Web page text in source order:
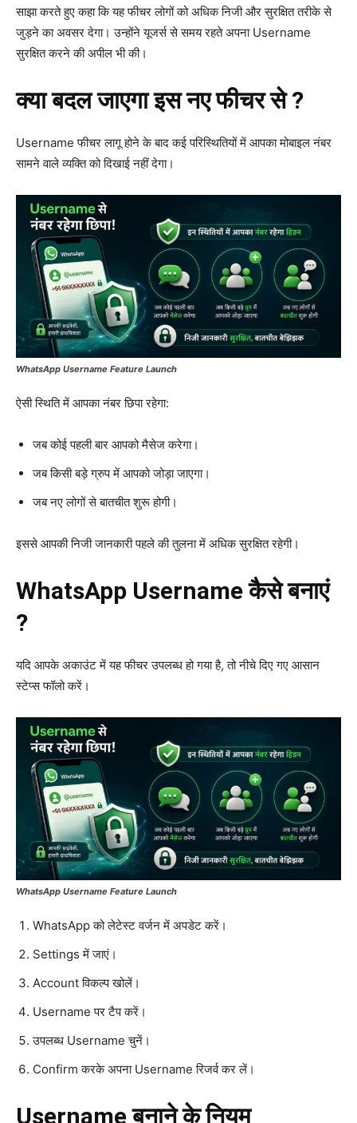
साझा करते हुए कहा कि यह फीचर लोगों को अधिक निजी और सुरक्षित तरीके से
जुड़ने का अवसर देगा। उन्होंने यूजर्स से समय रहते अपना Username
सुरक्षित करने की अपील भी की।
क्या बदल जाएगा इस नए फीचर से ?
Username फीचर लागू होने के बाद कई परिस्थितियों में आपका मोबाइल नंबर
सामने वाले व्यक्ति को दिखाई नहीं देगा।
WhatsApp Username Feature Launch
ऐसी स्थिति में आपका नंबर छिपा रहेगा:
जब कोई पहली बार आपको मैसेज करेगा।
जब किसी बड़े ग्रुप में आपको जोड़ा जाएगा।
जब नए लोगों से बातचीत शुरू होगी।
इससे आपकी निजी जानकारी पहले की तुलना में अधिक सुरक्षित रहेगी।
WhatsApp Username कैसे बनाएं
?
यदि आपके अकाउंट में यह फीचर उपलब्ध हो गया है, तो नीचे दिए गए आसान
स्टेप्स फॉलो करें।
WhatsApp Username Feature Launch
WhatsApp को लेटेस्ट वर्जन में अपडेट करें।
Settings में जाएं।
Account विकल्प खोलें।
Username पर टैप करें।
उपलब्ध Username चुनें।
Confirm करके अपना Username रिजर्व कर लें।
Username बनाने के नियम